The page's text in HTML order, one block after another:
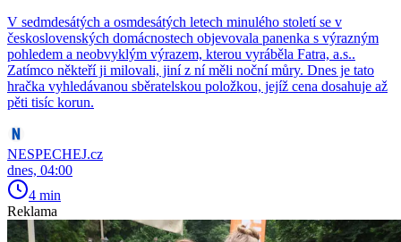
V sedmdesátých a osmdesátých letech minulého století se v
československých domácnostech objevovala panenka s výrazným
pohledem a neobvyklým výrazem, kterou vyráběla Fatra, a.s..
Zatímco někteří ji milovali, jiní z ní měli noční můry. Dnes je tato
hračka vyhledávanou sběratelskou položkou, jejíž cena dosahuje až
pěti tisíc korun.
NESPECHEJ.cz
dnes, 04:00
4 min
Reklama